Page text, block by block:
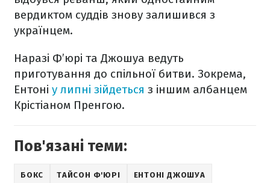
вердиктом суддів знову залишився з
українцем.
Наразі Ф’юрі та Джошуа ведуть
приготування до спільної битви. Зокрема,
Ентоні у липні зійдеться з іншим албанцем
Крістіаном Пренгою.
Пов'язані теми:
БОКС ТАЙСОН Ф'ЮРІ ЕНТОНІ ДЖОШУА